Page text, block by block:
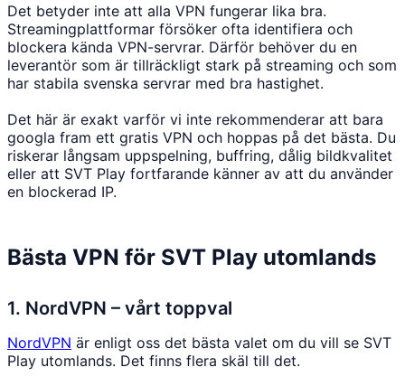
Det betyder inte att alla VPN fungerar lika bra.
Streamingplattformar försöker ofta identifiera och
blockera kända VPN-servrar. Därför behöver du en
leverantör som är tillräckligt stark på streaming och som
har stabila svenska servrar med bra hastighet.
Det här är exakt varför vi inte rekommenderar att bara
googla fram ett gratis VPN och hoppas på det bästa. Du
riskerar långsam uppspelning, buffring, dålig bildkvalitet
eller att SVT Play fortfarande känner av att du använder
en blockerad IP.
Bästa VPN för SVT Play utomlands
1. NordVPN – vårt toppval
NordVPN är enligt oss det bästa valet om du vill se SVT
Play utomlands. Det finns flera skäl till det.